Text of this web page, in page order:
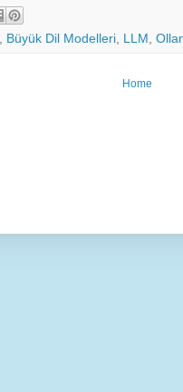
Büyük Dil Modelleri LLM
Home